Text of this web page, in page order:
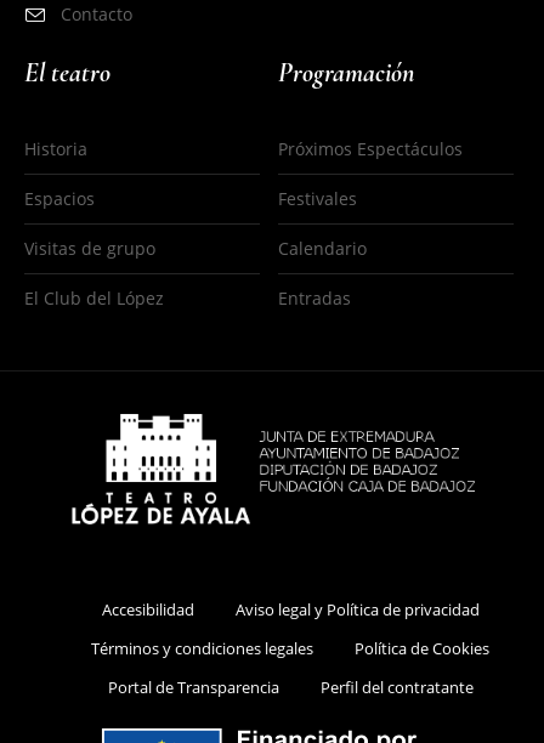
Contacto
El teatro
Historia
Espacios
Visitas de grupo
El Club del López
Programación
Próximos Espectáculos
Festivales
Calendario
Entradas
Accesibilidad
Aviso legal y Política de privacidad
Términos y condiciones legales
Política de Cookies
Portal de Transparencia
Perfil del contratante